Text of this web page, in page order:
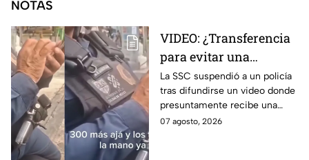
NOTAS
VIDEO: ¿Transferencia
para evitar una
sanción? SSC suspende
a policía y abre
investigación
La SSC suspendió a un policía
tras difundirse un video donde
presuntamente recibe una
transferencia para evitar una
07 agosto, 2026